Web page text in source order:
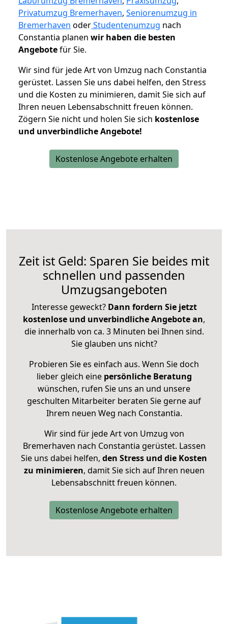
Privatumzug Bremerhaven, Seniorenumzug in
Bremerhaven oderStudentenumzug nach
Constantia planen wir haben die besten
Angebotefür Sie.
Wir sind für jede Art von Umzug nach Constantia
gerüstet. Lassen Sie uns dabei helfen, den Stress
und die Kosten zu minimieren, damit Sie sich auf
Ihren neuen Lebensabschnitt freuen können.
Zögern Sie nicht und holen Sie sich kostenlose
und unverbindliche Angebote!
Kostenlose Angebote erhalten
Zeit ist Geld: Sparen Sie beides mit
schnellen und passenden
Umzugsangeboten
Interesse geweckt? Dann fordern Sie jetzt
kostenlose und unverbindliche Angebote an,
die innerhalb von ca. 3 Minuten bei Ihnen sind.
Sie glauben uns nicht?
Probieren Sie es einfach aus. Wenn Sie doch
lieber gleich eine persönliche Beratung
wünschen, rufen Sie uns an und unsere
geschulten Mitarbeiter beraten Sie gerne auf
Ihrem neuen Weg nach Constantia.
Wir sind für jede Art von Umzug von
Bremerhaven nach Constantia gerüstet. Lassen
Sie uns dabei helfen, den Stress und die Kosten
zu minimieren, damit Sie sich auf Ihren neuen
Lebensabschnitt freuen können.
Kostenlose Angebote erhalten